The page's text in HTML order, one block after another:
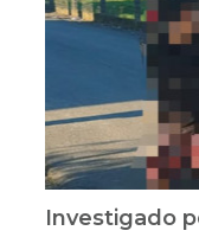
Investigado